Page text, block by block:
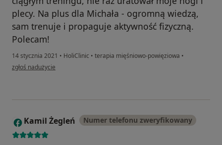
plecy. Na plus dla Michała - ogromną wiedzą,
sam trenuje i propaguje aktywność fizyczną.
Polecam!
14 stycznia 2021 • HoliClinic • terapia mięśniowo-powięziowa •
w opinii użytkownika Krzysiek S.
zgłoś nadużycie
K Kamil Żegleń Numer telefonu zweryfikowany